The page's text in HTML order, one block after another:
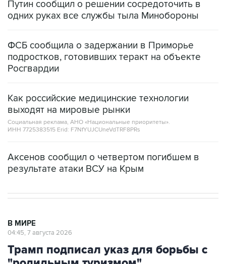
ФСБ сообщила о задержании в Приморье
Росгвардии
Как российские медицинские технологии
Социальная реклама, АНО «Национальные приоритеты».
ИНН 7725383515 Erid: F7NfYUJCUneVdTRF8PRs
Трамп подписал указ для борьбы с
"родильным туризмом"